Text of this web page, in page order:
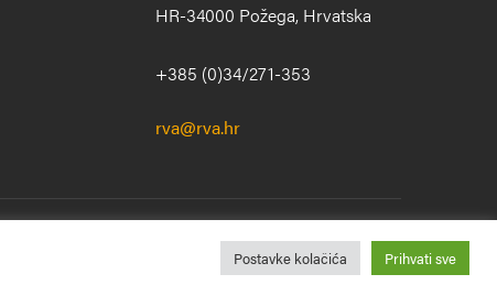
HR-34000 Požega, Hrvatska
+385 (0)34/271-353
rva@rva.hr
Postavke kolačića Prihvati sve